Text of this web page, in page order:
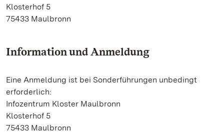
Klosterhof 5
75433 Maulbronn
Information und Anmeldung
Eine Anmeldung ist bei Sonderführungen unbedingt
erforderlich:
Infozentrum Kloster Maulbronn
Klosterhof 5
75433 Maulbronn